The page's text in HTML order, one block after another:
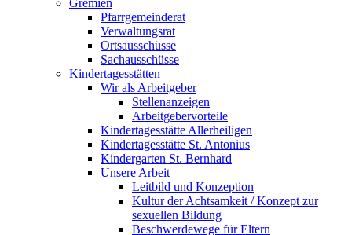
Gremien
Pfarrgemeinderat
Verwaltungsrat
Ortsausschüsse
Sachausschüsse
Kindertagesstätten
Wir als Arbeitgeber
Stellenanzeigen
Arbeitgebervorteile
Kindertagesstätte Allerheiligen
Kindertagesstätte St. Antonius
Kindergarten St. Bernhard
Unsere Arbeit
Leitbild und Konzeption
Kultur der Achtsamkeit / Konzept zur
sexuellen Bildung
Beschwerdewege für Eltern